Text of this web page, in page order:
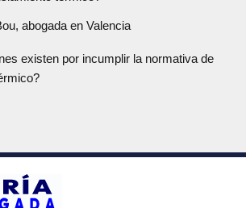
abogada en Valencia
existen por incumplir la normativa de